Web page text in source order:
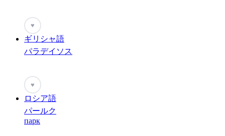
♥
ギリシャ語
パラデイソス
♥
ロシア語
パールク
парк